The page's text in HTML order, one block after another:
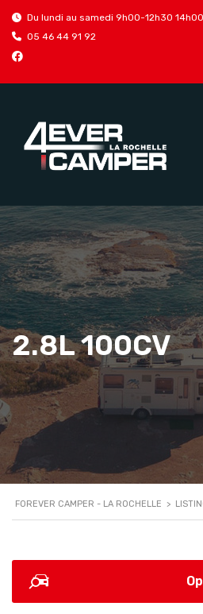
Du lundi au samedi 9h00-12h30
05 46 44 91 92
2.8L 100CV
FOREVER CAMPER - LA ROCHELLE >